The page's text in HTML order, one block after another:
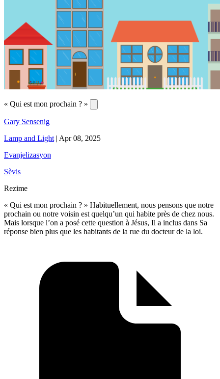
« Qui est mon prochain ? »
Gary Sensenig
Lamp and Light | Apr 08, 2025
Evanjelizasyon
Sèvis
Rezime
« Qui est mon prochain ? » Habituellement, nous pensons que notre
prochain ou notre voisin est quelqu’un qui habite près de chez nous.
Mais lorsque l’on a posé cette question à Jésus, Il a inclus dans Sa
réponse bien plus que les habitants de la rue du docteur de la loi.